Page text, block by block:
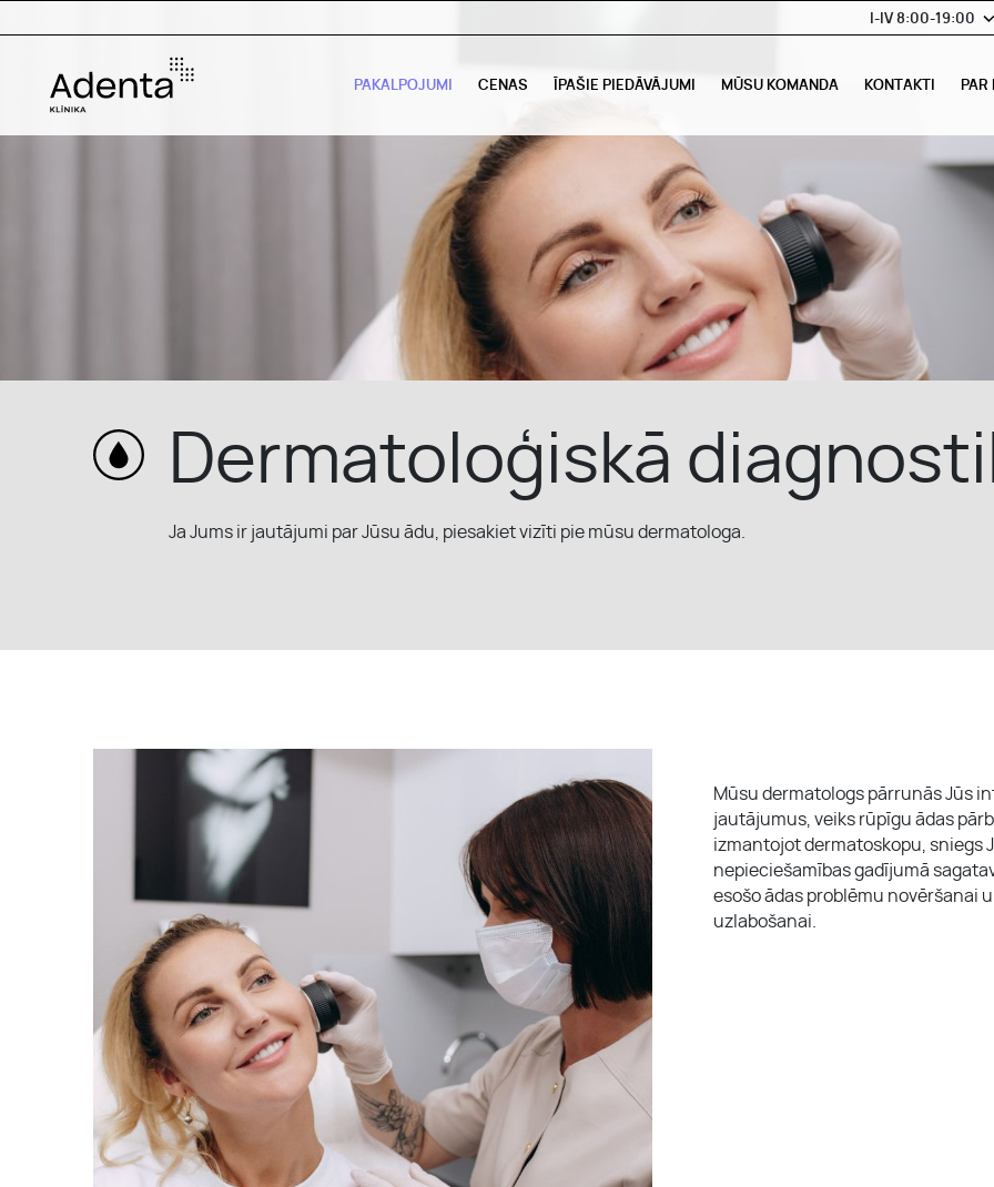
I-IV 8:00-19:00
PAKALPOJUMI CENAS ĪPAŠIE PIEDĀVĀJUMI MŪSU KOMANDA KONTAKTI PAR
CENAS
MŪSU KOMANDA
KONTAKTI
PAR MUMS
Dermatoloģiskā
Ja Jums ir jautājumi par Jūsu ādu, piesakiet vizīti pie mūsu dermatologa.
Mūsu dermatologs pārrunās Jūs
jautājumus, veiks rūpīgu ādas
izmantojot dermatoskopu, sniegs
nepieciešamības gadījumā
esošo ādas problēmu novēršanai
uzlabošanai.